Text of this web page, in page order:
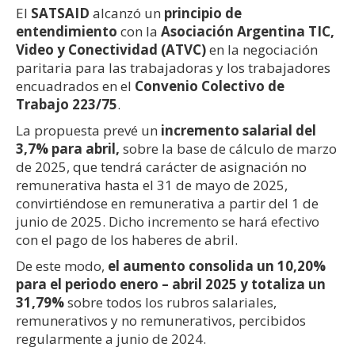
El SATSAID alcanzó un principio de
entendimiento con la Asociación Argentina TIC,
Video y Conectividad (ATVC)en la negociación
paritaria para las trabajadoras y los trabajadores
encuadrados en el Convenio Colectivo de
Trabajo 223/75.
La propuesta prevé un incremento salarial del
3,7% para abril, sobre la base de cálculo de marzo
de 2025, que tendrá carácter de asignación no
remunerativa hasta el 31 de mayo de 2025,
convirtiéndose en remunerativa a partir del 1 de
junio de 2025. Dicho incremento se hará efectivo
con el pago de los haberes de abril.
De este modo, el aumento consolida un 10,20%
para el periodo enero – abril 2025 y totaliza un
31,79%sobre todos los rubros salariales,
remunerativos y no remunerativos, percibidos
regularmente a junio de 2024.